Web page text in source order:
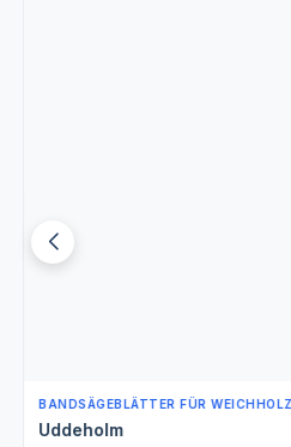
BANDSÄGEBLÄTTER FÜR WEICHHOLZ
Uddeholm